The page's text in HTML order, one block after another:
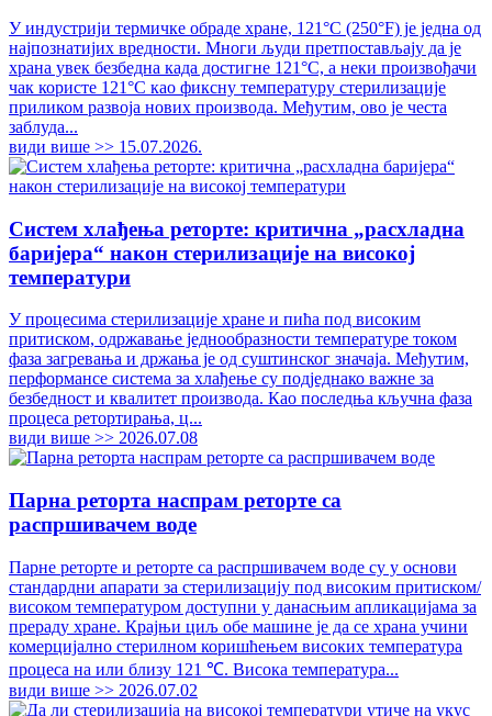
У индустрији термичке обраде хране, 121°C (250°F) је једна од
најпознатијих вредности. Многи људи претпостављају да је
храна увек безбедна када достигне 121°C, а неки произвођачи
чак користе 121°C као фиксну температуру стерилизације
приликом развоја нових производа. Међутим, ово је честа
заблуда...
види више >> 15.07.2026.
Систем хлађења реторте: критична „расхладна
баријера“ након стерилизације на високој
температури
У процесима стерилизације хране и пића под високим
притиском, одржавање једнообразности температуре током
фаза загревања и држања је од суштинског значаја. Међутим,
перформансе система за хлађење су подједнако важне за
безбедност и квалитет производа. Као последња кључна фаза
процеса ретортирања, ц...
види више >> 2026.07.08
Парна реторта наспрам реторте са
распршивачем воде
Парне реторте и реторте са распршивачем воде су у основи
стандардни апарати за стерилизацију под високим притиском/
високом температуром доступни у данасњим апликацијама за
прераду хране. Крајњи циљ обе машине је да се храна учини
комерцијално стерилном коришћењем високих температура
процеса на или близу 121 ℃. Висока температура...
види више >> 2026.07.02